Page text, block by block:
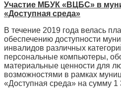
Участие МБУК «ВЦБС» в
«Доступная среда»
В течение 2019 года велась
обеспечению доступности
инвалидов различных
персональные компьютеры,
материальные ценности для
возможностями в рамках
«Доступная среда» на сумму 1